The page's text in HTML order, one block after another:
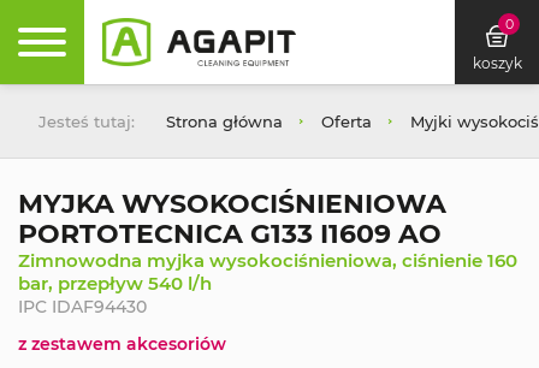
0
koszyk
Jesteś tutaj: Strona główna Oferta Myjki
MYJKA WYSOKOCIŚNIENIOWA
PORTOTECNICA G133 I1609 AO
Zimnowodna myjka wysokociśnieniowa, ciśnienie 160
bar, przepływ 540 l/h
IPC IDAF94430
z zestawem akcesoriów